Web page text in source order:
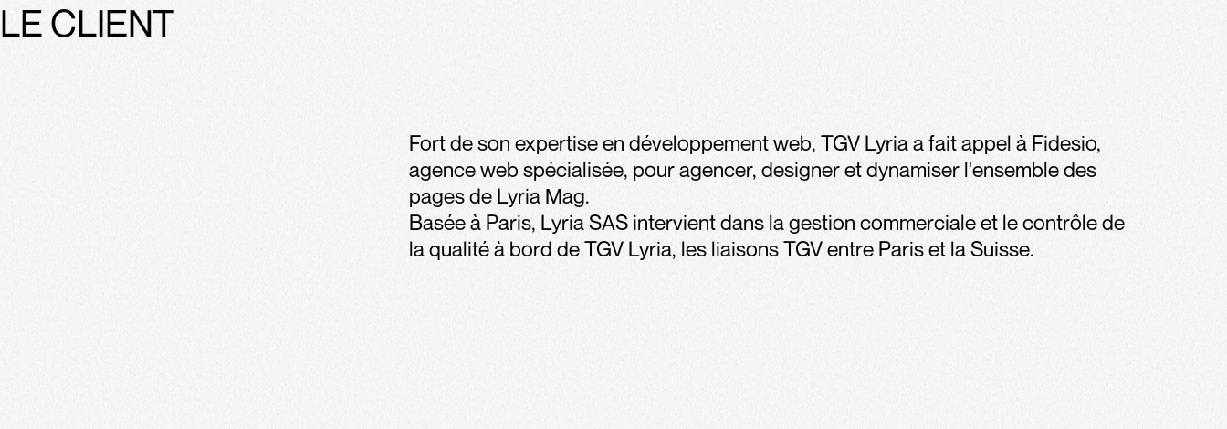
LE CLIENT
Fort de son expertise en développement web, TGV Lyria a fait appel à Fidesio,
agence web spécialisée, pour agencer, designer et dynamiser l'ensemble des
pages de Lyria Mag.
Basée à Paris, Lyria SAS intervient dans la gestion commerciale et le contrôle de
la qualité à bord de TGV Lyria, les liaisons TGV entre Paris et la Suisse.